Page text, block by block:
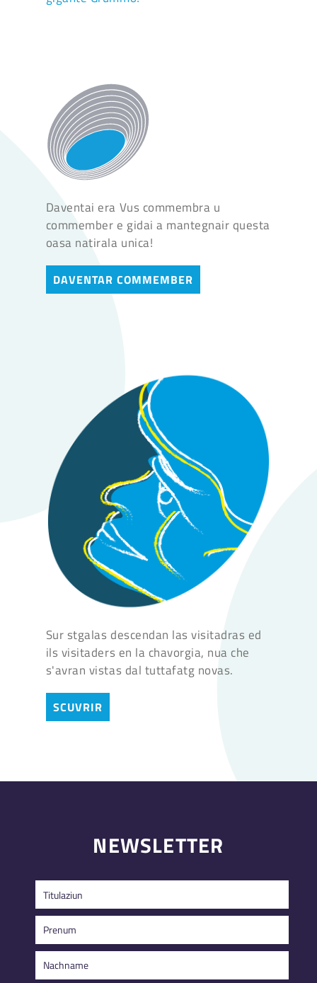
Daventai era Vus commembra u
commember e gidai a mantegnair questa
oasa natirala unica!
DAVENTAR COMMEMBER
Sur stgalas descendan las visitadras ed
ils visitaders en la chavorgia, nua che
s'avran vistas dal tuttafatg novas.
SCUVRIR
NEWSLETTER